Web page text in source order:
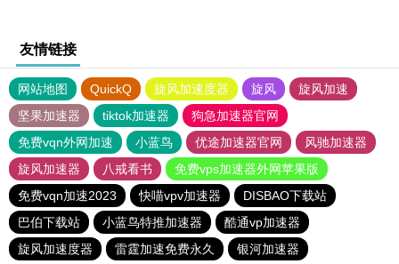
友情链接
网站地图 QuickQ 旋风加速度器 旋风
旋风加速
坚果加速器
tiktok加速器
狗急加速器官网
免费vqn外网加速
小蓝鸟 优途加速器官网
风驰加速器
旋风加速器
八戒看书
免费vps加速器外网苹果版
免费vqn加速2023
快喵vpv加速器
DISBAO下载站
巴伯下载站
小蓝鸟特推加速器
酷通vp加速器
旋风加速度器
雷霆加速免费永久
银河加速器